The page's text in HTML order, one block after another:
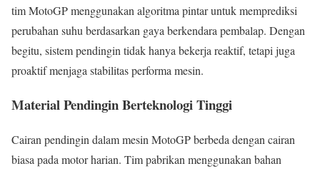
tim MotoGP menggunakan algoritma pintar untuk memprediksi
perubahan suhu berdasarkan gaya berkendara pembalap. Dengan
begitu, sistem pendingin tidak hanya bekerja reaktif, tetapi juga
proaktif menjaga stabilitas performa mesin.
Material Pendingin Berteknologi Tinggi
Cairan pendingin dalam mesin MotoGP berbeda dengan cairan
biasa pada motor harian. Tim pabrikan menggunakan bahan